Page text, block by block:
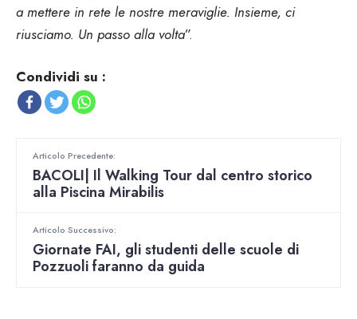
a mettere in rete le nostre meraviglie. Insieme, ci
riusciamo. Un passo alla volta”.
Condividi su :
Articolo Precedente:
BACOLI| Il Walking Tour dal centro storico
alla Piscina Mirabilis
Articolo Successivo:
Giornate FAI, gli studenti delle scuole di
Pozzuoli faranno da guida